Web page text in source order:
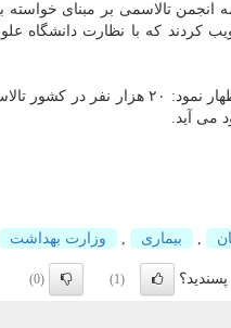
انجمن تالاسمی بر مبنای
كردند كه با نظارت دانشگاه
رئیس انجمن تالاسمی ایران
می آید.
بیماری وزارت بهداشت
(1)
(0)